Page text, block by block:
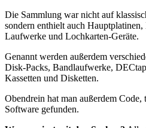
Die Sammlung war nicht auf
sondern enthielt auch
Laufwerke und Lochkarten-Geräte.
Genannt werden außerdem
Disk-Packs, Bandlaufwerke,
Kassetten und Disketten.
Obendrein hat man außerdem
Software gefunden.